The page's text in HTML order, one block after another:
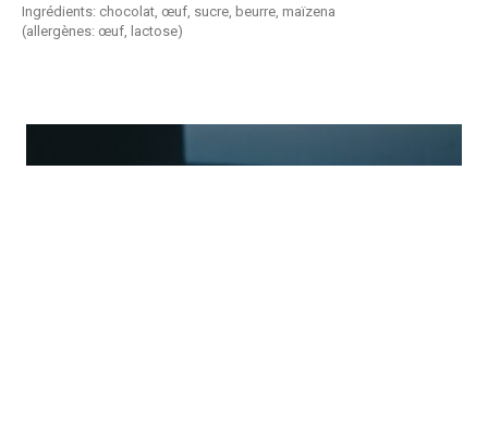
Ingrédients: chocolat, œuf, sucre, beurre, maïzena
(allergènes: œuf, lactose)